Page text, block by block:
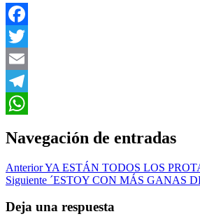
Facebook
Twitter
Email
Telegram
Navegación de entradas
AnteriorYA ESTÁN TODOS LOS
Siguiente ´ESTOY CON MÁS GANAS
Deja una respuesta